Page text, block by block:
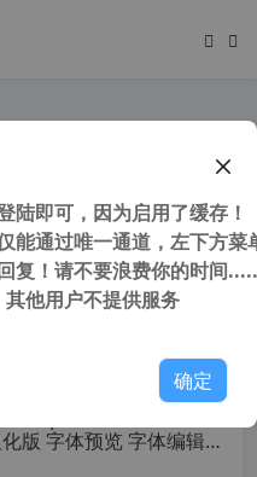
字体嵌入限制清除器
体编辑
陆即可，因为启用了缓存！
能通过唯一通道，左下方菜
复！请不要浪费你的时间
他用户不提供服务
确定